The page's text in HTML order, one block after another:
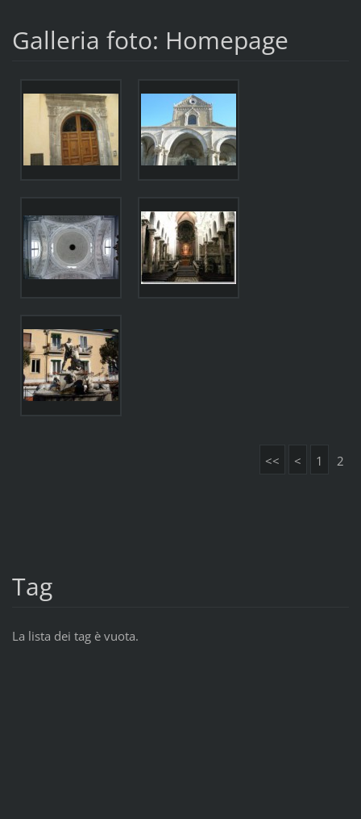
Galleria foto: Homepage
<< < 1 2
Tag
La lista dei tag è vuota.